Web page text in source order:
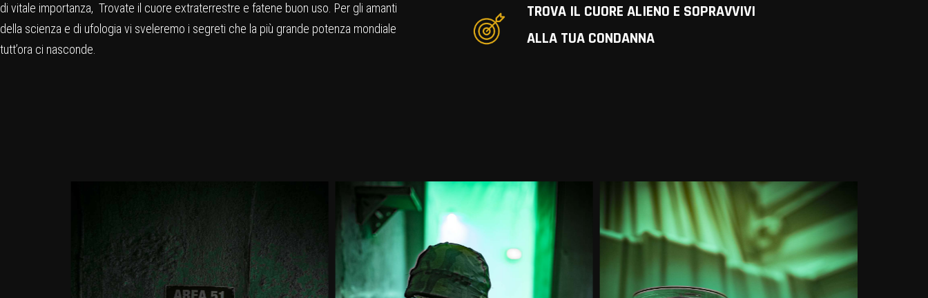
di vitale importanza, Trovate il cuore extraterrestre e fatene buon uso. Per gli amanti
della scienza e di ufologia vi sveleremo i segreti che la più grande potenza mondiale
tutt’ora ci nasconde.
TROVA IL CUORE ALIENO E SOPRAVVIVI
ALLA TUA CONDANNA